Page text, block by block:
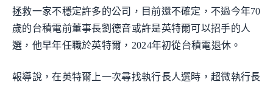
拯救一家不穩定許多的公司，目前還不確定，不過今年70
歲的台積電前董事長劉德音或許是英特爾可以招手的人
選，他早年任職於英特爾，2024年初從台積電退休。
報導說，在英特爾上一次尋找執行長人選時，超微執行長